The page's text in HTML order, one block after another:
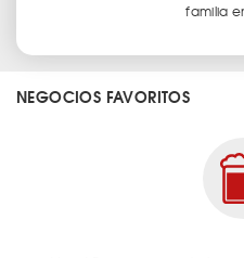
familia
NEGOCIOS FAVORITOS